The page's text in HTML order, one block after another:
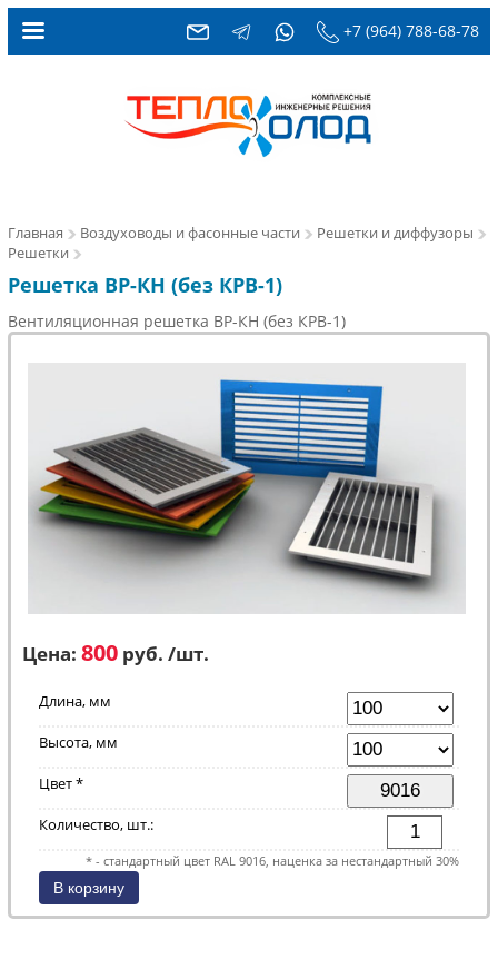
+7 (964) 788-68-78
Главная Воздуховоды и фасонные части
Решетки и диффузоры
Решетки
Решетка ВР-КН (без КРВ-1)
Вентиляционная решетка ВР-КН (без КРВ-1)
Цена: 800 руб. /шт.
Длина, мм
Высота, мм
Цвет *
Количество, шт.:
* - стандартный цвет RAL 9016, наценка за нестандартный 30%